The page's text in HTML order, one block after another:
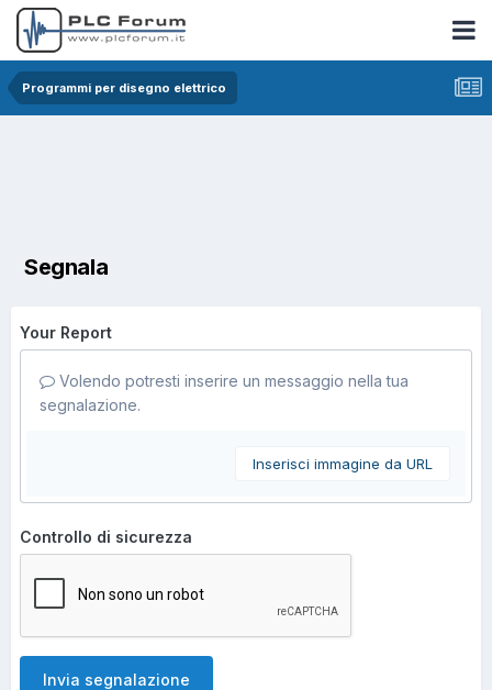
Programmi per disegno elettrico
Segnala
Your Report
Volendo potresti inserire un messaggio nella tua
segnalazione.
Inserisci immagine da URL
Controllo di sicurezza
Invia segnalazione